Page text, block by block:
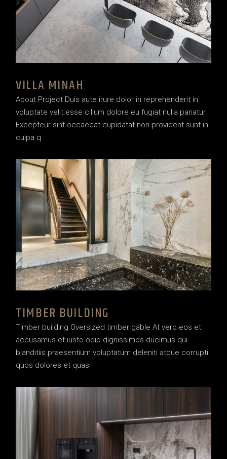
VILLA MINAH
About Project Duis aute irure dolor in reprehenderit in
voluptate velit esse cillum dolore eu fugiat nulla pariatur.
Excepteur sint occaecat cupidatat non provident sunt in
culpa q
TIMBER BUILDING
Timber building Oversized timber gable At vero eos et
accusamus et iusto odio dignissimos ducimus qui
blanditiis praesentium voluptatum deleniti atque corrupti
quos dolores et quas